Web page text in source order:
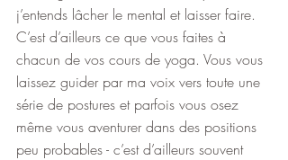
j’entends lâcher le mental et laisser faire.
C’est d’ailleurs ce que vous faites à
chacun de vos cours de yoga. Vous vous
laissez guider par ma voix vers toute une
série de postures et parfois vous osez
même vous aventurer dans des positions
peu probables - c’est d’ailleurs souvent